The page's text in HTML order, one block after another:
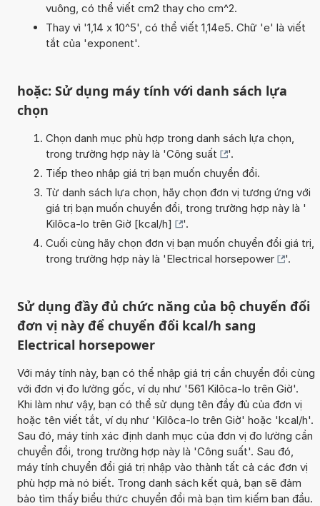
vuông, có thể viết cm2 thay cho cm^2.
Thay vì '1,14 x 10^5', có thể viết 1,14e5. Chữ 'e' là viết
tắt của 'exponent'.
hoặc: Sử dụng máy tính với danh sách lựa
chọn
Chọn danh mục phù hợp trong danh sách lựa chọn,
trong trường hợp này là 'Công suất
'.
Tiếp theo nhập giá trị bạn muốn chuyển đổi.
Từ danh sách lựa chọn, hãy chọn đơn vị tương ứng với
giá trị bạn muốn chuyển đổi, trong trường hợp này là '
Kilôca-lo trên Giờ [kcal/h]
'.
Cuối cùng hãy chọn đơn vị bạn muốn chuyển đổi giá trị,
trong trường hợp này là 'Electrical horsepower '.
Sử dụng đầy đủ chức năng của bộ chuyển đổi
đơn vị này để chuyển đổi kcal/h sang
Electrical horsepower
Với máy tính này, bạn có thể nhập giá trị cần chuyển đổi cùng
với đơn vị đo lường gốc, ví dụ như '561 Kilôca-lo trên Giờ'.
Khi làm như vậy, bạn có thể sử dụng tên đầy đủ của đơn vị
hoặc tên viết tắt, ví dụ như 'Kilôca-lo trên Giờ' hoặc 'kcal/h'.
Sau đó, máy tính xác định danh mục của đơn vị đo lường cần
chuyển đổi, trong trường hợp này là 'Công suất'. Sau đó,
máy tính chuyển đổi giá trị nhập vào thành tất cả các đơn vị
phù hợp mà nó biết. Trong danh sách kết quả, bạn sẽ đảm
bảo tìm thấy biểu thức chuyển đổi mà bạn tìm kiếm ban đầu.